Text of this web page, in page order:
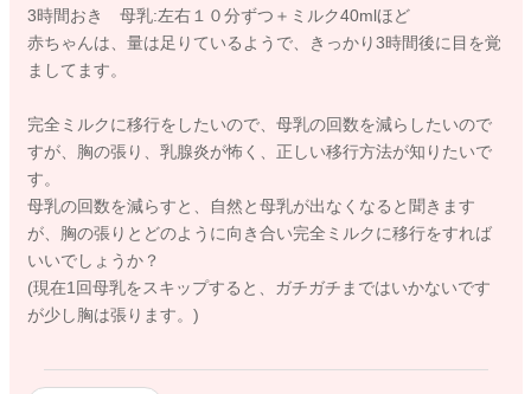
3時間おき 母乳:左右１０分ずつ＋ミルク40mlほど
赤ちゃんは、量は足りているようで、きっかり3時間後に目を覚
ましてます。
完全ミルクに移行をしたいので、母乳の回数を減らしたいので
すが、胸の張り、乳腺炎が怖く、正しい移行方法が知りたいで
す。
母乳の回数を減らすと、自然と母乳が出なくなると聞きます
が、胸の張りとどのように向き合い完全ミルクに移行をすれば
いいでしょうか？
(現在1回母乳をスキップすると、ガチガチまではいかないです
が少し胸は張ります。)